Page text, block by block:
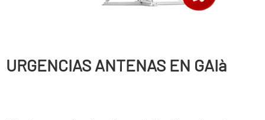
URGENCIAS ANTENAS EN GAIà